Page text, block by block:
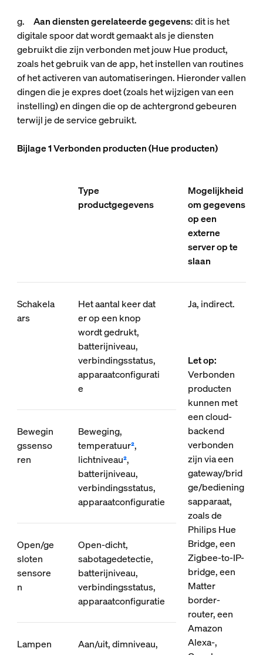
g. Aan diensten gerelateerde gegevens: dit is het
digitale spoor dat wordt gemaakt als je diensten
gebruikt die zijn verbonden met jouw Hue product,
zoals het gebruik van de app, het instellen van routines
of het activeren van automatiseringen. Hieronder vallen
dingen die je expres doet (zoals het wijzigen van een
instelling) en dingen die op de achtergrond gebeuren
terwijl je de service gebruikt.
Bijlage 1 Verbonden producten (Hue producten)
Type
productgegevens
Mogelijkheid
om gegevens
op een
externe
server op te
slaan
Schakela
ars
Het aantal keer dat
er op een knop
wordt gedrukt,
batterijniveau,
verbindingsstatus,
apparaatconfigurati
e
Ja, indirect.
Let op:
Verbonden
producten
kunnen met
een cloud-
backend
verbonden
zijn via een
gateway/brid
ge/bediening
sapparaat,
zoals de
Philips Hue
Bridge, een
Zigbee-to-IP-
bridge, een
Matter
border-
router, een
Amazon
Alexa-,
Bewegin
gssenso
ren
Beweging,
temperatuur²,
lichtniveau²,
batterijniveau,
verbindingsstatus,
apparaatconfiguratie
Open/ge
sloten
sensore
n
Open-dicht,
sabotagedetectie,
batterijniveau,
verbindingsstatus,
apparaatconfiguratie
Lampen
Aan/uit, dimniveau,